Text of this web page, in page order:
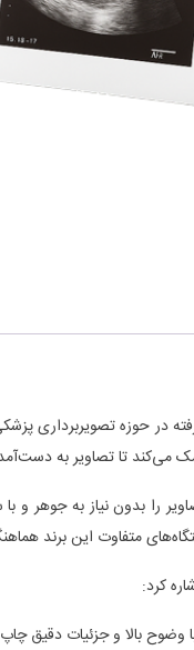
در حوزه تصویربرداری
متفاوت این برند
کرد:
با وضوح بالا و جزئیات